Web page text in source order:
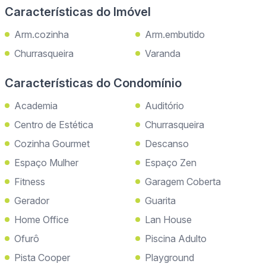
Características do Imóvel
Arm.cozinha
Arm.embutido
Churrasqueira
Varanda
Características do Condomínio
Academia
Auditório
Centro de Estética
Churrasqueira
Cozinha Gourmet
Descanso
Espaço Mulher
Espaço Zen
Fitness
Garagem Coberta
Gerador
Guarita
Home Office
Lan House
Ofurô
Piscina Adulto
Pista Cooper
Playground